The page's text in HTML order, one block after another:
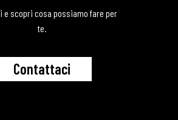
e scopri cosa possiamo fare per
te.
Contattaci